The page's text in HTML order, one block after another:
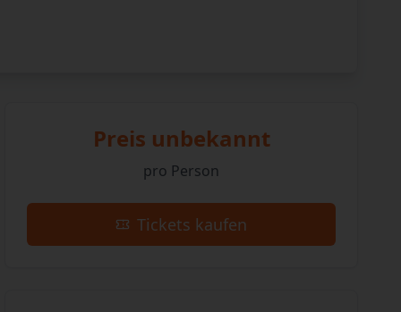
Preis unbekannt
pro Person
Tickets kaufen